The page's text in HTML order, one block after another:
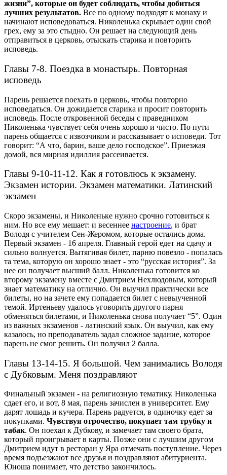
жизни”, которые он будет соблюдать, чтобы добиться
лучших результатов. Все по одному подходят к монаху и
начинают исповедоваться. Николенька скрывает один свой
грех, ему за это стыдно. Он решает на следующий день
отправиться в церковь, отыскать старика и повторить
исповедь.
Главы 7-8. Поездка в монастырь. Повторная
исповедь
Парень решается поехать в церковь, чтобы повторно
исповедаться. Он дожидается старика и просит повторить
исповедь. После откровенной беседы с праведником
Николенька чувствует себя очень хорошо и чисто. По пути
парень общается с извозчиком и рассказывает о исповеди. Тот
говорит: “А что, барин, ваше дело господское”. Приезжая
домой, вся мирная идиллия рассеивается.
Главы 9-10-11-12. Как я готовлюсь к экзамену.
Экзамен истории. Экзамен математики. Латинский
экзамен
Скоро экзамены, и Николеньке нужно срочно готовиться к
ним. Но все ему мешает: и весеннее настроение, и брат
Володя с учителем Сен-Жеромом, которые остались дома.
Первый экзамен - 16 апреля. Главный герой едет на сдачу и
сильно волнуется. Вытягивая билет, парню повезло - попалась
та тема, которую он хорошо знает - это “русская история”. За
нее он получает высший балл. Николенька готовится ко
второму экзамену вместе с Дмитрием Нехлюдовым, который
знает математику на отлично. Он выучил практически все
билеты, но на зачете ему попадается билет с невыученной
темой. Иртеньеву удалось уговорить другого парня
обменяться билетами, и Николенька снова получает “5”. Один
из важных экзаменов - латинский язык. Он выучил, как ему
казалось, но преподаватель задал сложное задание, которое
парень не смог решить. Он получил 2 балла.
Главы 13-14-15. Я большой. Чем занимались Володя
с Дубковым. Меня поздравляют
Финальный экзамен - на религиозную тематику. Николенька
сдает его, и вот, 8 мая, парень зачислен в университет. Ему
дарят лошадь и кучера. Парень радуется, в одиночку едет за
покупками. Чувствуя отрочество, покупает там трубку и
табак. Он поехал к Дубкову, и замечает там своего брата,
который проигрывает в карты. Позже они с лучшим другом
Дмитрием идут в ресторан у Яра отмечать поступление. Через
время подъезжают все друзья и поздравляют абитуриента.
Юноша понимает, что детство закончилось.